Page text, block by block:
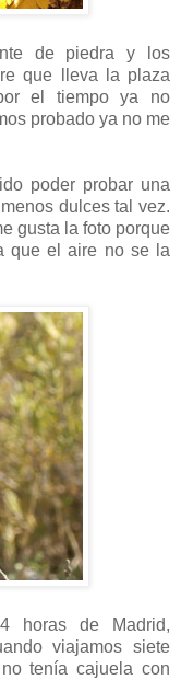
de piedra y los
que lleva la plaza
el tiempo ya no
probado ya no me
poder probar una
dulces tal vez.
gusta la foto porque
que el aire no se la
horas de Madrid,
viajamos siete
tenía cajuela con